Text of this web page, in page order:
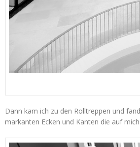
Dann kam ich zu den Rolltreppen und
markanten Ecken und Kanten die auf